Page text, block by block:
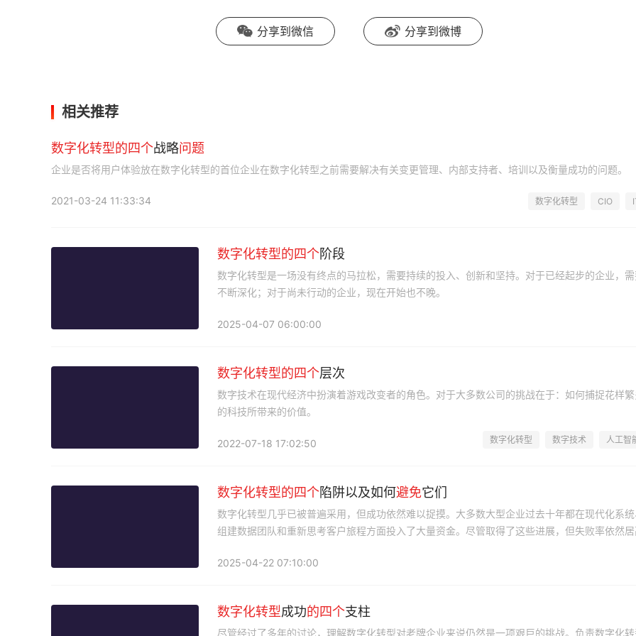
分享到微信 分享到微博
相关推荐
数字化转型的四个战略问题
企业是否将用户体验放在数字化转型的首位企业在数字化转型之前需要解决有关变更管理、内部支持者、培训以及衡量成功的问题。
2021-03-24 11:33:34 数字化转型 CIO
数字化转型的四个阶段
数字化转型是一场没有终点的马拉松，需要持续的投入、创新和坚持。对于已经起步的企业，
不断深化；对于尚未行动的企业，现在开始也不晚。
2025-04-07 06:00:00
数字化转型的四个层次
数字技术在现代经济中扮演着游戏改变者的角色。对于大多数公司的挑战在于：如何捕捉花样
的科技所带来的价值。
2022-07-18 17:02:50 数字化转型 数字技术 人工智
数字化转型的四个陷阱以及如何避免它们
数字化转型几乎已被普遍采用，但成功依然难以捉摸。大多数大型企业过去十年都在现代化系
组建数据团队和重新思考客户旅程方面投入了大量资金。尽管取得了这些进展，但失败率依然
2025-04-22 07:10:00
数字化转型成功的四个支柱
尽管经过了多年的讨论，理解数字化转型对老牌企业来说仍然是一项艰巨的挑战。负责数字化